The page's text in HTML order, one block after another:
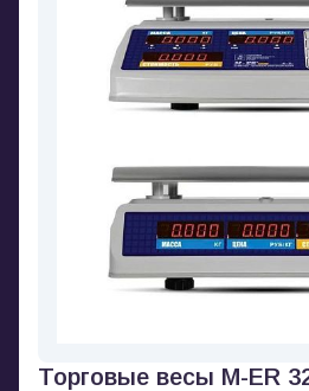
Торговые весы M-ER